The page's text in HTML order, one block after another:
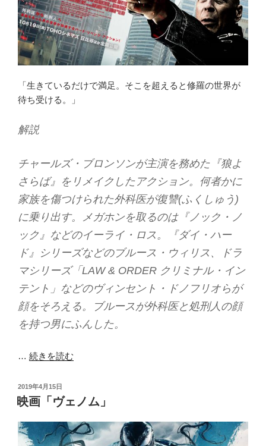
「生きているだけで満足。そこを超えると修羅の世界が
待ち受ける。」
解説
チャールズ・ブロンソンが主演を務めた『狼よ
さらば』をリメイクしたアクション。何者かに
家族を傷つけられた外科医が復讐(ふくしゅう)
に乗り出す。メガホンを取るのは『ノック・ノ
ック』などのイーライ・ロス。『ダイ・ハー
ド』シリーズなどのブルース・ウィリス、ドラ
マシリーズ「LAW & ORDER クリミナル・イン
テント」などのヴィンセント・ドノフリオらが
顔をそろえる。ブルースが外科医と処刑人の顔
を持つ男にふんした。
… 続きを読む
投
稿
日:
2019年4月15日
映画「ヴェノム」